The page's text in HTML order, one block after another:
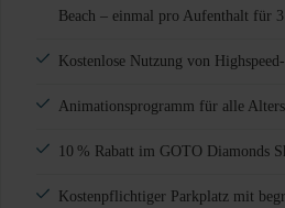
Beach – einmal pro Aufenthalt für
Kostenlose Nutzung von
Animationsprogramm für alle
10 % Rabatt im GOTO Diamonds
Kostenpflichtiger Parkplatz mit